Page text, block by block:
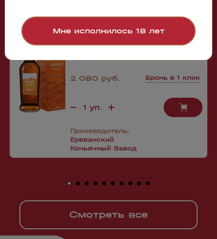
2 080 руб. Бронь в 1 клик
Производитель:
Ереванский
Коньячный Завод
Смотреть все
Мне исполнилось 18 лет